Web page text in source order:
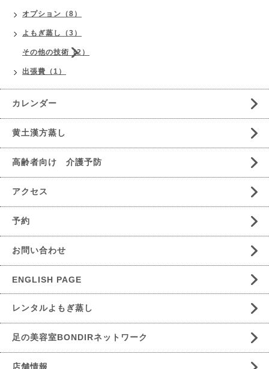
オプション（8）
よもぎ蒸し（3）
その他の技術（2）
出張費（1）
カレンダー
黄土漢方蒸し
高齢者向け 介護予防
アクセス
予約
お問い合わせ
ENGLISH PAGE
レンタルよもぎ蒸し
足の美容室BONDIRネットワーク
店舗情報